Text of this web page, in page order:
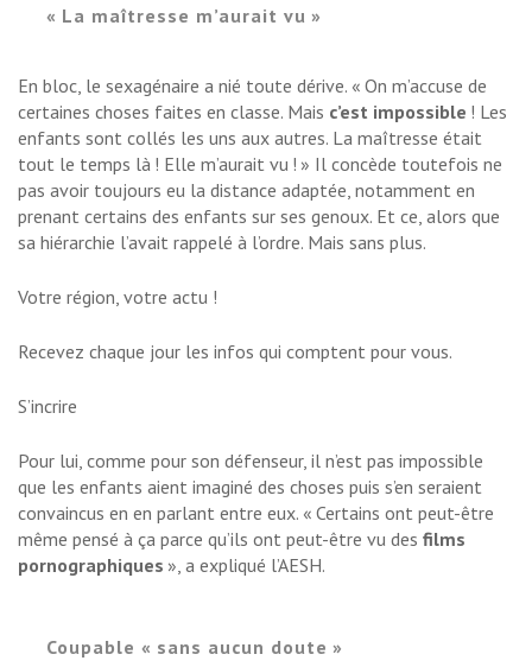
« La maîtresse m’aurait vu »
En bloc, le sexagénaire a nié toute dérive. « On m’accuse de
certaines choses faites en classe. Mais c’est impossible ! Les
enfants sont collés les uns aux autres. La maîtresse était
tout le temps là ! Elle m’aurait vu ! » Il concède toutefois ne
pas avoir toujours eu la distance adaptée, notamment en
prenant certains des enfants sur ses genoux. Et ce, alors que
sa hiérarchie l’avait rappelé à l’ordre. Mais sans plus.
Votre région, votre actu !
Recevez chaque jour les infos qui comptent pour vous.
S’incrire
Pour lui, comme pour son défenseur, il n’est pas impossible
que les enfants aient imaginé des choses puis s’en seraient
convaincus en en parlant entre eux. « Certains ont peut-être
même pensé à ça parce qu’ils ont peut-être vu des films
pornographiques », a expliqué l’AESH.
Coupable « sans aucun doute »